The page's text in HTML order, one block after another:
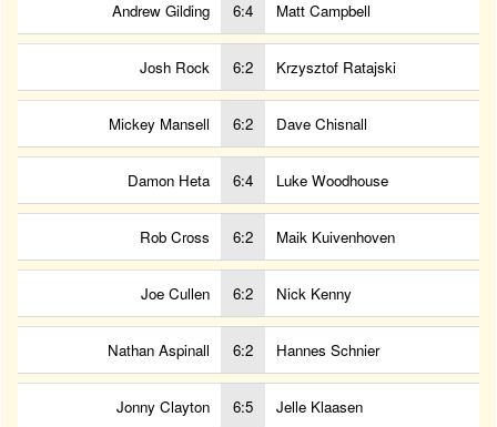
Andrew Gilding 6:4 Matt Campbell
Josh Rock 6:2 Krzysztof Ratajski
Mickey Mansell 6:2 Dave Chisnall
Damon Heta 6:4 Luke Woodhouse
Rob Cross 6:2 Maik Kuivenhoven
Joe Cullen 6:2 Nick Kenny
Nathan Aspinall 6:2 Hannes Schnier
Jonny Clayton 6:5 Jelle Klaasen